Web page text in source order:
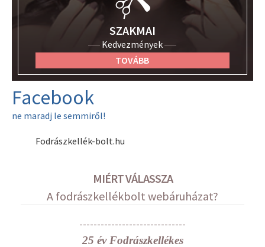
SZAKMAI
Kedvezmények
TOVÁBB
Facebook
ne maradj le semmiről!
Fodrászkellék-bolt.hu
MIÉRT VÁLASSZA
A fodrászkellékbolt webáruházat?
------------------------------
25 év Fodrászkellékes